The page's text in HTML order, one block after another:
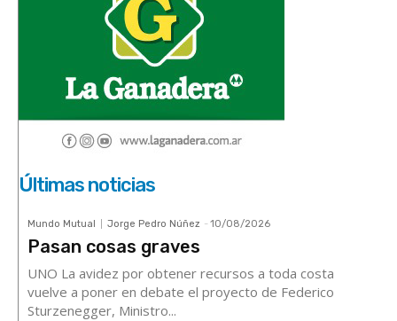
Últimas noticias
Mundo Mutual Jorge Pedro Núñez - 10/08/2026
Pasan cosas graves
UNO La avidez por obtener recursos a toda costa
vuelve a poner en debate el proyecto de Federico
Sturzenegger, Ministro...